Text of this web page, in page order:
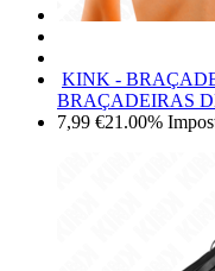
KINK -
BRAÇADEIRAS
7,99 €21.00%